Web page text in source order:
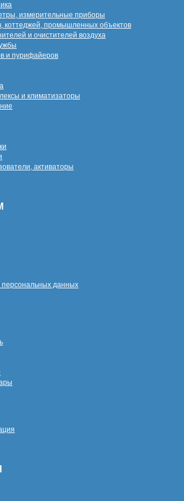
измерительные приборы
коттеджей, промышленных объектов
и очистителей воздуха
и пурифайеров
и климатизаторы
активаторы
персональных данных